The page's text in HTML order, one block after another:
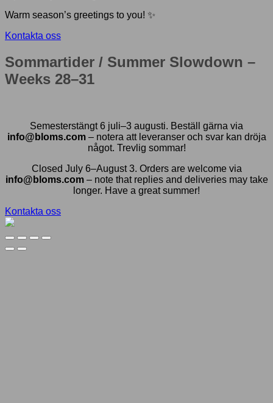
Warm season’s greetings to you! ✨
Kontakta oss
Sommartider / Summer Slowdown –
Weeks 28–31
Semesterstängt 6 juli–3 augusti. Beställ gärna via
info@bloms.com– notera att leveranser och svar kan dröja
något. Trevlig sommar!
Closed July 6–August 3. Orders are welcome via
info@bloms.com– note that replies and deliveries may take
longer. Have a great summer!
Kontakta oss